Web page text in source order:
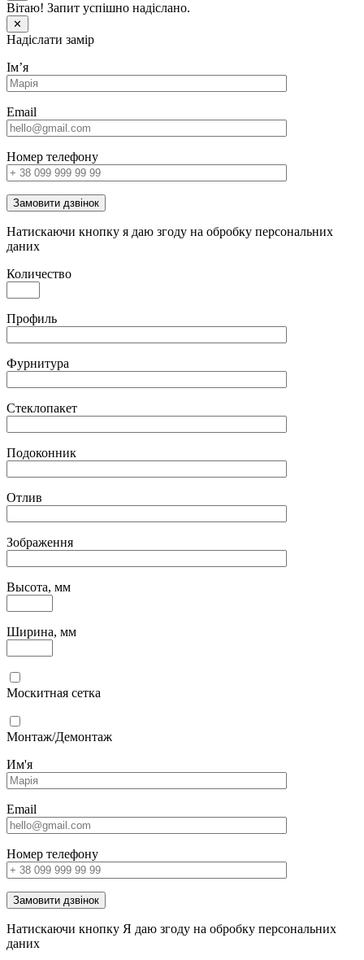
Вітаю! Запит успішно надіслано.
✕
Надіслати замір
Імʼя
Email
Номер телефону
Замовити дзвінок
Натискаючи кнопку я даю згоду на обробку персональних
даних
Количество
Профиль
Фурнитура
Стеклопакет
Подоконник
Отлив
Зображення
Высота, мм
Ширина, мм
Москитная сетка
Монтаж/Демонтаж
Им'я
Email
Номер телефону
Замовити дзвінок
Натискаючи кнопку Я даю згоду на обробку персональних
даних